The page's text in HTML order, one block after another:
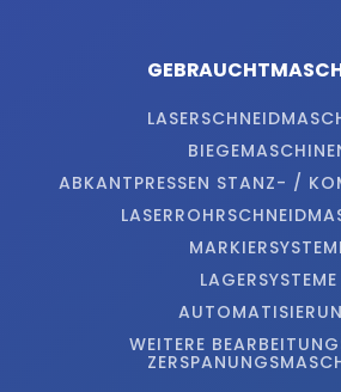
ABKANTPRESSEN STANZ- /
LAGERSYSTEME
WEITERE